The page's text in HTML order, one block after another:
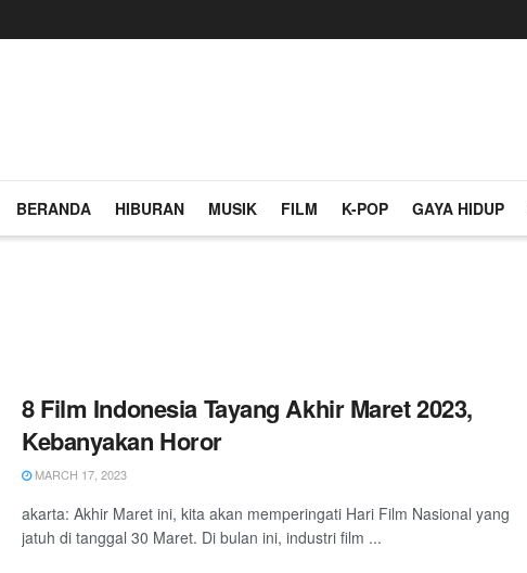
BERANDA HIBURAN MUSIK FILM K-POP GAYA HIDUP
8 Film Indonesia Tayang Akhir Maret 2023,
Kebanyakan Horor
MARCH 17, 2023
akarta: Akhir Maret ini, kita akan memperingati Hari Film Nasional yang
jatuh di tanggal 30 Maret. Di bulan ini, industri film ...